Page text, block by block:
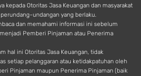
kepada Otoritas Jasa Keuangan dan masyarakat
undangan yang berlaku.
dan memahami informasi ini sebelum
Pemberi Pinjaman atau Penerima
hal ini Otoritas Jasa Keuangan, tidak
setiap pelanggaran atau ketidakpatuhan oleh
Pinjaman maupun Penerima Pinjaman (baik